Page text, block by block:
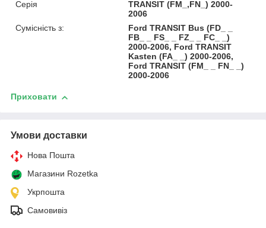
Серія
TRANSIT (FM_,FN_) 2000-
2006
Сумісність з:
Ford TRANSIT Bus (FD_ _
FB_ _ FS_ _ FZ_ _ FC_ _)
2000-2006, Ford TRANSIT
Kasten (FA_ _) 2000-2006,
Ford TRANSIT (FM_ _ FN_ _)
2000-2006
Приховати
Умови доставки
Нова Пошта
Магазини Rozetka
Укрпошта
Самовивіз